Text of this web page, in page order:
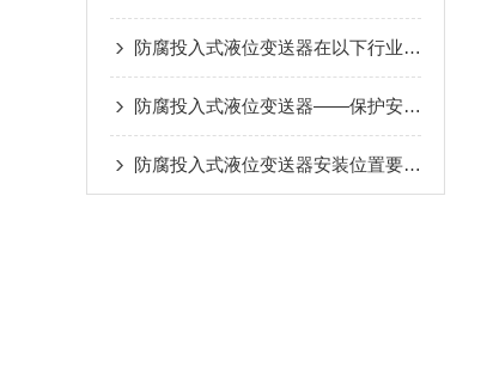
防腐投入式液位变送器在以下行业中有重要应用
防腐投入式液位变送器——保护安全、提升效率的重要设备
防腐投入式液位变送器安装位置要正确